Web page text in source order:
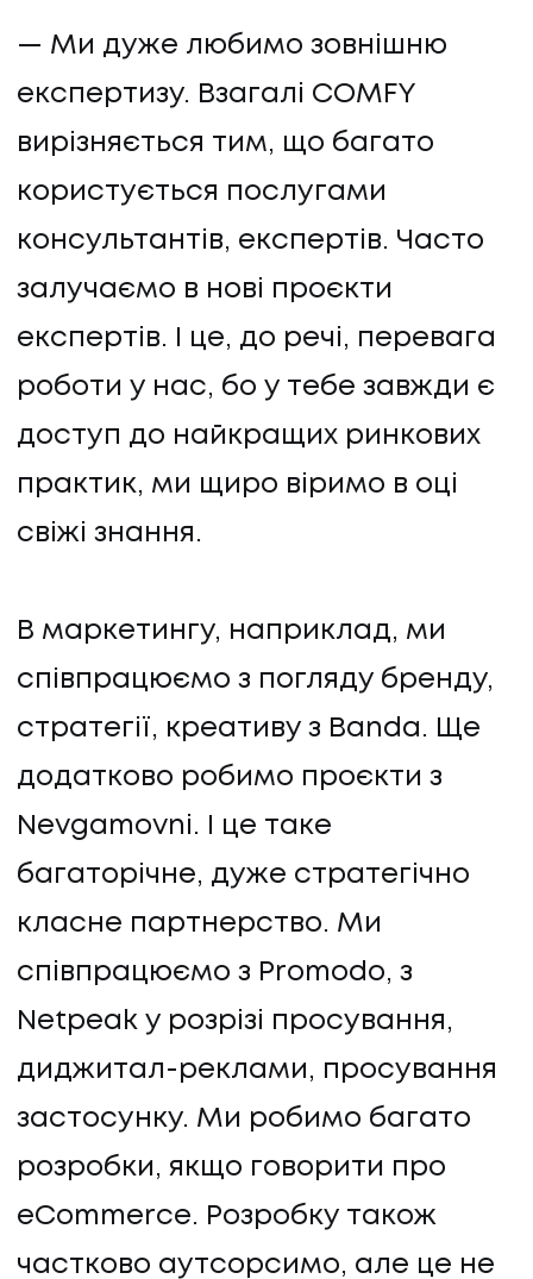
— Ми дуже любимо зовнішню
експертизу. Взагалі COMFY
вирізняється тим, що багато
користується послугами
консультантів, експертів. Часто
залучаємо в нові проєкти
експертів. І це, до речі, перевага
роботи у нас, бо у тебе завжди є
доступ до найкращих ринкових
практик, ми щиро віримо в оці
свіжі знання.
В маркетингу, наприклад, ми
співпрацюємо з погляду бренду,
стратегії, креативу з Banda. Ще
додатково робимо проєкти з
Nevgamovni. І це таке
багаторічне, дуже стратегічно
класне партнерство. Ми
співпрацюємо з Promodo, з
Netpeak у розрізі просування,
диджитал-реклами, просування
застосунку. Ми робимо багато
розробки, якщо говорити про
eCommerce. Розробку також
частково аутсорсимо, але це не